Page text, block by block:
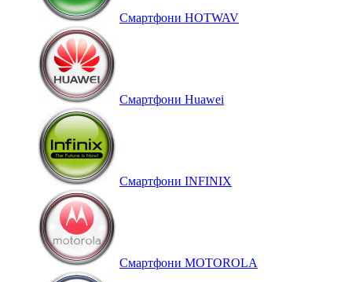
Смартфони HOTWAV
Смартфони Huawei
Смартфони INFINIX
Смартфони MOTOROLA